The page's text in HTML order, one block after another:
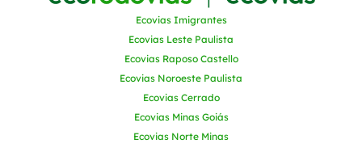
Ecovias Imigrantes
Ecovias Leste Paulista
Ecovias Raposo Castello
Ecovias Noroeste Paulista
Ecovias Cerrado
Ecovias Minas Goiás
Ecovias Norte Minas